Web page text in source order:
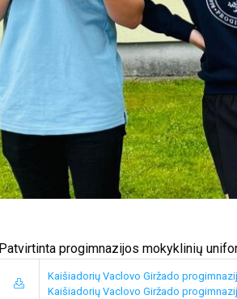
Patvirtinta progimnazijos mokyklinių
Kaišiadorių Vaclovo Giržado
Kaišiadorių Vaclovo Giržado